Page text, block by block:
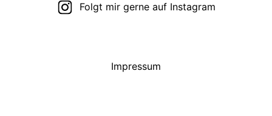
Folgt mir gerne auf Instagram
Impressum